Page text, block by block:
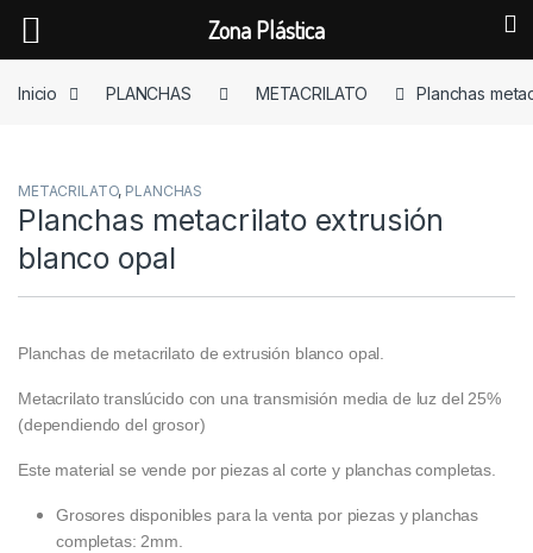
Inicio
PLANCHAS METACRILATO Planchas
METACRILATO, PLANCHAS
Planchas metacrilato extrusión
blanco opal
Planchas de metacrilato de extrusión blanco opal.
Metacrilato translúcido con una transmisión media de luz del 25%
(dependiendo del grosor)
Este material se vende por piezas al corte y planchas completas.
Grosores disponibles para la venta por piezas y planchas
completas: 2mm.
Zona Plástica